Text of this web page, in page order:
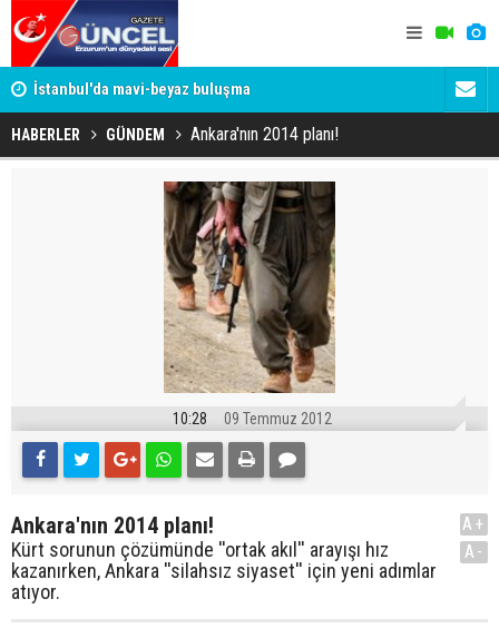
İstanbul'da mavi-beyaz buluşma
HABERLER GÜNDEM Ankara'nın 2014 planı!
10:28 09 Temmuz 2012
Ankara'nın 2014 planı!
Kürt sorunun çözümünde ''ortak akıl'' arayışı hız
kazanırken, Ankara ''silahsız siyaset'' için yeni adımlar
atıyor.
A+
A-